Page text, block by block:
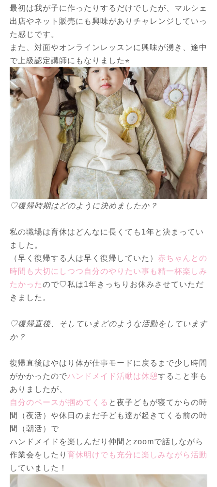
最初は我が子に作ったりするだけでしたが、マルシェ
出店やネット販売にも興味がありチャレンジしていっ
た感じです。
また、対面やオンラインレッスンに興味が湧き、途中
で上級認定講師にもなりました⭐︎
♡復帰時期はどのように決めましたか？
私の職場は育休はどんなに長くても1年と決まってい
ました。
（早く復帰する人は早く復帰していた） 赤ちゃんとの
時間も大切にしつつ自分のやりたい事も精一杯楽しみ
たかったので♡私は1年きっちりお休みさせていただ
きました。
♡復帰直後、そしていまどのような活動をしています
か？
復帰直後はやはり体が仕事モードに戻るまで少し時間
がかかったのでハンドメイド活動は休憩すること事も
ありましたが、
自分のペースが掴めてくる と夜子どもが寝てからの時
間（夜活）や休日のまだ子ども達が起きてくる前の時
間（朝活）で
ハンドメイドを楽しんだり仲間とzoomで話しながら
作業会をしたり 育休明けでも充分に楽しみながら活動
していました！